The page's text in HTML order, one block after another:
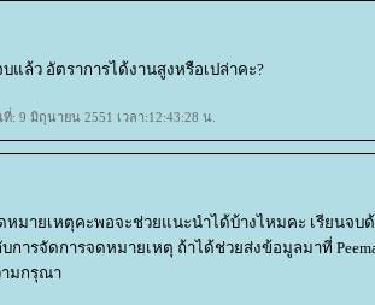
ล้ว อัตราการได้งานสูงหรือเปล่าคะ?
9 มิถุนายน 2551 เวลา:12:43:28 น.
หมายเหตุคะพอจะช่วยแนะนำได้บ้างไหมคะ เรียนจ
ารจัดการจดหมายเหตุ ถ้าได้ช่วยส่งข้อมูลมาที่
มกรุณา